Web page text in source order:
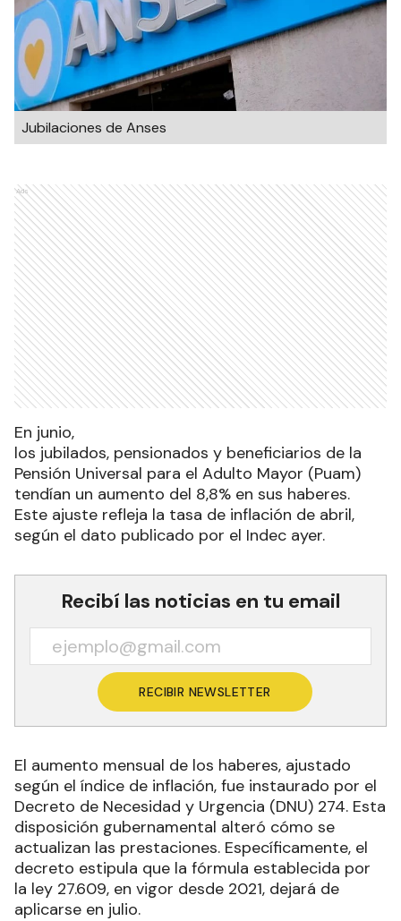
Jubilaciones de Anses
Ads
En junio,
los jubilados, pensionados y beneficiarios de la
Pensión Universal para el Adulto Mayor (Puam)
tendían un aumento del 8,8% en sus haberes.
Este ajuste refleja la tasa de inflación de abril,
según el dato publicado por el Indec ayer.
Recibí las noticias en tu email
RECIBIR NEWSLETTER
El aumento mensual de los haberes, ajustado
según el índice de inflación, fue instaurado por el
Decreto de Necesidad y Urgencia (DNU) 274. Esta
disposición gubernamental alteró cómo se
actualizan las prestaciones. Específicamente, el
decreto estipula que la fórmula establecida por
la ley 27.609, en vigor desde 2021, dejará de
aplicarse en julio.